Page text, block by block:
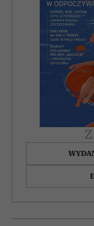
społecznościowym,
Partnerzy mogą
otrzymanymi od
korzystania z ich usług.